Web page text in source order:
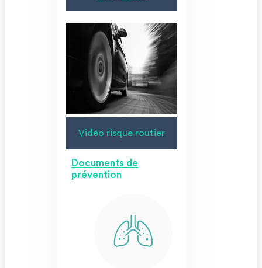
Vidéo risque routier
Documents de
prévention